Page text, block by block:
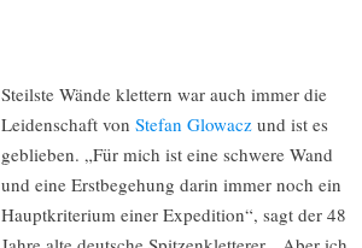
Steilste Wände klettern war auch immer die
Leidenschaft von Stefan Glowacz und ist es
geblieben. „Für mich ist eine schwere Wand
und eine Erstbegehung darin immer noch ein
Hauptkriterium einer Expedition“, sagt der 48